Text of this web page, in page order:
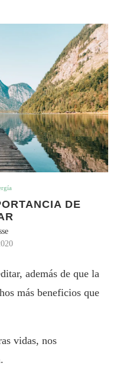
DE
además de que la
más beneficios que
vidas, nos